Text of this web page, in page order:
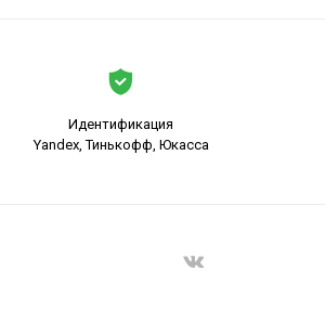
Идентификация
Yandex, Тинькофф, Юкасса